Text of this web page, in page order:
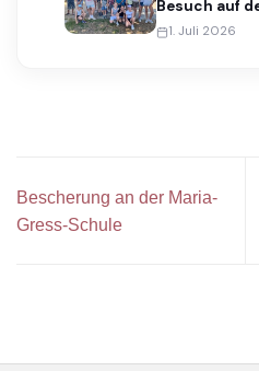
Besuch auf
1. Juli 2026
Bescherung an der Maria-
Gress-Schule